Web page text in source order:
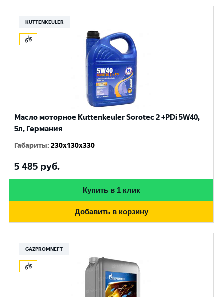
KUTTENKEULER
Масло моторное Kuttenkeuler Sorotec 2 +PDi 5W40,
5л, Германия
Габариты:230x130x330
5 485 руб.
Купить в 1 клик
Добавить в корзину
GAZPROMNEFT